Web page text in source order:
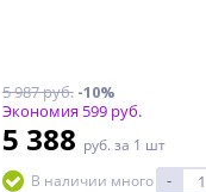
5 987 руб.-10%
Экономия 599 руб.
5 388 руб. за 1 шт
В наличии много
-